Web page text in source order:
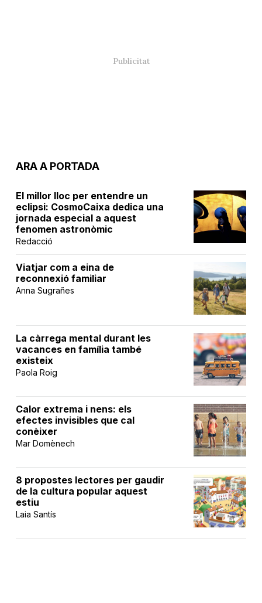
ARA A PORTADA
El millor lloc per entendre un
eclipsi: CosmoCaixa dedica una
jornada especial a aquest
fenomen astronòmic
Redacció
Viatjar com a eina de
reconnexió familiar
Anna Sugrañes
La càrrega mental durant les
vacances en família també
existeix
Paola Roig
Calor extrema i nens: els
efectes invisibles que cal
conèixer
Mar Domènech
8 propostes lectores per gaudir
de la cultura popular aquest
estiu
Laia Santís